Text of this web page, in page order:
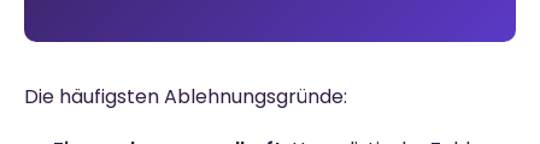
Die häufigsten Ablehnungsgründe: